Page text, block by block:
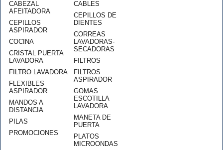
CABEZAL
AFEITADORA
CEPILLOS
ASPIRADOR
COCINA
CRISTAL PUERTA
LAVADORA
FILTRO LAVADORA
FLEXIBLES
ASPIRADOR
MANDOS A
DISTANCIA
PILAS
PROMOCIONES
CABLES
CEPILLOS DE
DIENTES
CORREAS
LAVADORAS-
SECADORAS
FILTROS
FILTROS
ASPIRADOR
GOMAS
ESCOTILLA
LAVADORA
MANETA DE
PUERTA
PLATOS
MICROONDAS